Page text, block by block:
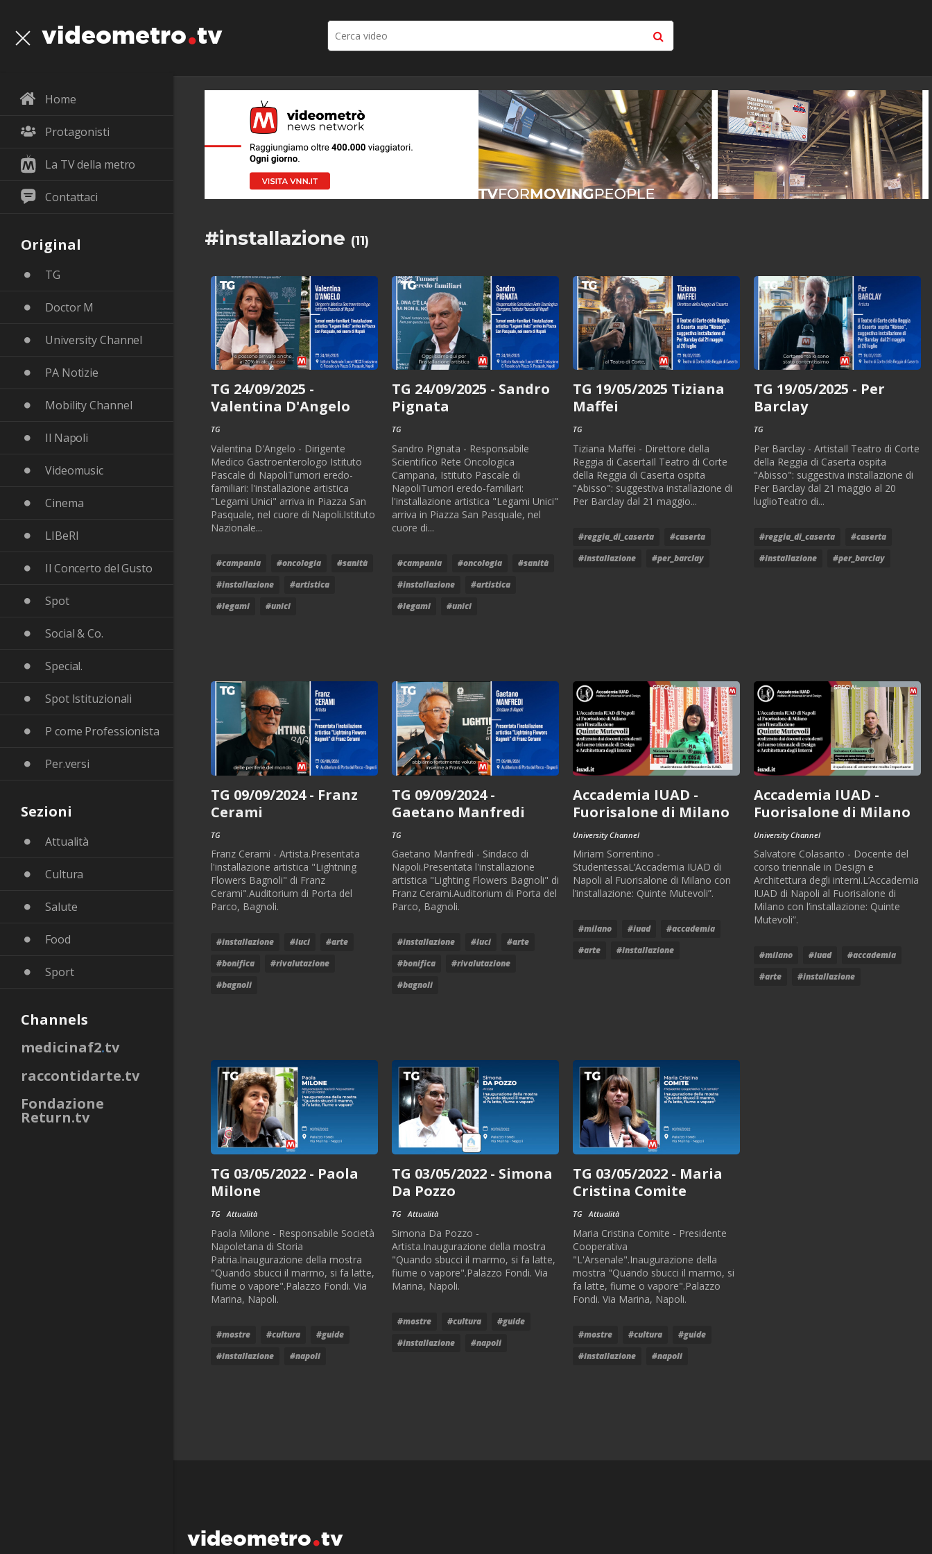
videometro tv
Home
Protagonisti
La TV della metro
Contattaci
Original
TG
Doctor M
University Channel
PA Notizie
Mobility Channel
Il Napoli
Videomusic
Cinema
LIBeRI
Il Concerto del Gusto
Spot
Social & Co.
Special.
Spot Istituzionali
P come Professionista
Per.versi
Sezioni
Attualità
Cultura
Salute
Food
Sport
Channels
medicinaf2.tv
raccontidarte.tv
Fondazione
Return.tv
#installazione (11)
TG 24/09/2025 -
Valentina D'Angelo
TG
Valentina D'Angelo - Dirigente
Medico Gastroenterologo Istituto
Pascale di NapoliTumori eredo-
familiari: l'installazione artistica
"Legami Unici" arriva in Piazza San
Pasquale, nel cuore di Napoli.Istituto
Nazionale...
#campania #oncologia
#sanità
#installazione
#artistica
#legami
#unici
TG 24/09/2025 - Sandro
Pignata
TG
Sandro Pignata - Responsabile
Scientifico Rete Oncologica
Campana, Istituto Pascale di
NapoliTumori eredo-familiari:
l'installazione artistica "Legami Unici"
arriva in Piazza San Pasquale, nel
cuore di...
#campania #oncologia
#sanità
#installazione
#artistica
#legami
#unici
TG 19/05/2025 Tiziana
Maffei
TG
Tiziana Maffei - Direttore della
Reggia di CasertaIl Teatro di Corte
della Reggia di Caserta ospita
"Abisso": suggestiva installazione di
Per Barclay dal 21 maggio...
#reggia_di_caserta
#caserta
#installazione
#per_barclay
TG 19/05/2025 - Per
Barclay
TG
Per Barclay - ArtistaIl Teatro di Corte
della Reggia di Caserta ospita
"Abisso": suggestiva installazione di
Per Barclay dal 21 maggio al 20
luglioTeatro di...
#reggia_di_caserta
#caserta
#installazione
#per_barclay
TG 09/09/2024 - Franz
Cerami
TG
Franz Cerami - Artista.Presentata
l'installazione artistica "Lightning
Flowers Bagnoli" di Franz
Cerami".Auditorium di Porta del
Parco, Bagnoli.
#installazione #luci
#arte
#bonifica
#rivalutazione
#bagnoli
TG 09/09/2024 -
Gaetano Manfredi
TG
Gaetano Manfredi - Sindaco di
Napoli.Presentata l'installazione
artistica "Lighting Flowers Bagnoli" di
Franz Cerami.Auditorium di Porta del
Parco, Bagnoli.
#installazione #luci
#arte
#bonifica
#rivalutazione
#bagnoli
Accademia IUAD -
Fuorisalone di Milano
University Channel
Miriam Sorrentino -
StudentessaL’Accademia IUAD di
Napoli al Fuorisalone di Milano con
l’installazione: Quinte Mutevoli”.
#milano #iuad
#accademia
#arte
#installazione
Accademia IUAD -
Fuorisalone di Milano
University Channel
Salvatore Colasanto - Docente del
corso triennale in Design e
Architettura degli interni.L’Accademia
IUAD di Napoli al Fuorisalone di
Milano con l’installazione: Quinte
Mutevoli”.
#milano #iuad
#accademia
#arte
#installazione
TG 03/05/2022 - Paola
Milone
TG Attualità
Paola Milone - Responsabile Società
Napoletana di Storia
Patria.Inaugurazione della mostra
"Quando sbucci il marmo, si fa latte,
fiume o vapore".Palazzo Fondi. Via
Marina, Napoli.
#mostre #cultura
#guide
#installazione
#napoli
TG 03/05/2022 - Simona
Da Pozzo
TG Attualità
Simona Da Pozzo -
Artista.Inaugurazione della mostra
"Quando sbucci il marmo, si fa latte,
fiume o vapore".Palazzo Fondi. Via
Marina, Napoli.
#mostre #cultura
#guide
#installazione
#napoli
TG 03/05/2022 - Maria
Cristina Comite
TG Attualità
Maria Cristina Comite - Presidente
Cooperativa
"L'Arsenale".Inaugurazione della
mostra "Quando sbucci il marmo, si
fa latte, fiume o vapore".Palazzo
Fondi. Via Marina, Napoli.
#mostre #cultura
#guide
#installazione
#napoli
videometro tv